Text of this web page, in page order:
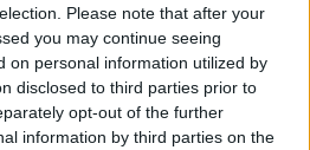
Please note that after your
you may continue seeing
on personal information utilized by
disclosed to third parties prior to
opt-out of the further
information by third parties on the
tej rozmowie, ksiądz